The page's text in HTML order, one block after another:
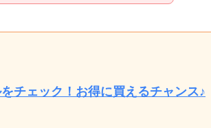
チェック！お得に買えるチャンス♪